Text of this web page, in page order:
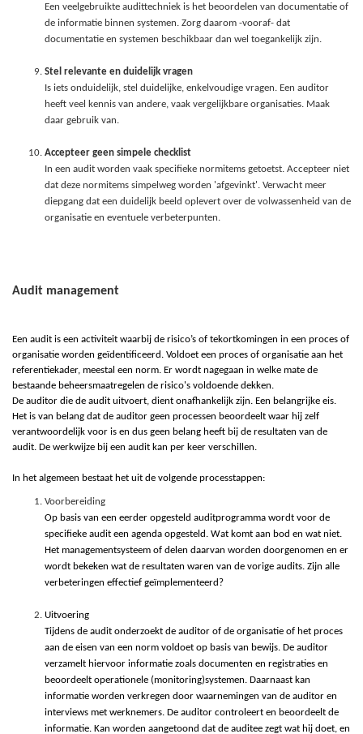
Een veelgebruikte audittechniek is het beoordelen van documentatie of
de informatie binnen systemen. Zorg daarom -vooraf- dat
documentatie en systemen beschikbaar dan wel toegankelijk zijn.
Stel relevante en duidelijk vragen
Is iets onduidelijk, stel duidelijke, enkelvoudige vragen. Een auditor
heeft veel kennis van andere, vaak vergelijkbare organisaties. Maak
daar gebruik van.
Accepteer geen simpele checklist
In een audit worden vaak specifieke normitems getoetst. Accepteer niet
dat deze normitems simpelweg worden 'afgevinkt'. Verwacht meer
diepgang dat een duidelijk beeld oplevert over de volwassenheid van de
organisatie en eventuele verbeterpunten.
Audit management
Een audit is een activiteit waarbij de risico’s of tekortkomingen in een proces of
organisatie worden geïdentificeerd. Voldoet een proces of organisatie aan het
referentiekader, meestal een norm. Er wordt nagegaan in welke mate de
bestaande beheersmaatregelen de risico's voldoende dekken.
De auditor die de audit uitvoert, dient onafhankelijk zijn. Een belangrijke eis.
Het is van belang dat de auditor geen processen beoordeelt waar hij zelf
verantwoordelijk voor is en dus geen belang heeft bij de resultaten van de
audit. De werkwijze bij een audit kan per keer verschillen.
In het algemeen bestaat het uit de volgende processtappen:
Voorbereiding
Op basis van een eerder opgesteld auditprogramma wordt voor de
specifieke audit een agenda opgesteld. Wat komt aan bod en wat niet.
Het managementsysteem of delen daarvan worden doorgenomen en er
wordt bekeken wat de resultaten waren van de vorige audits. Zijn alle
verbeteringen effectief geïmplementeerd?
Uitvoering
Tijdens de audit onderzoekt de auditor of de organisatie of het proces
aan de eisen van een norm voldoet op basis van bewijs. De auditor
verzamelt hiervoor informatie zoals documenten en registraties en
beoordeelt operationele (monitoring)systemen. Daarnaast kan
informatie worden verkregen door waarnemingen van de auditor en
interviews met werknemers. De auditor controleert en beoordeelt de
informatie. Kan worden aangetoond dat de auditee zegt wat hij doet, en